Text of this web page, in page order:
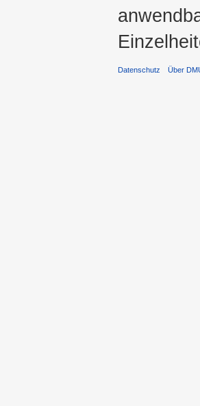
Datenschutz Über